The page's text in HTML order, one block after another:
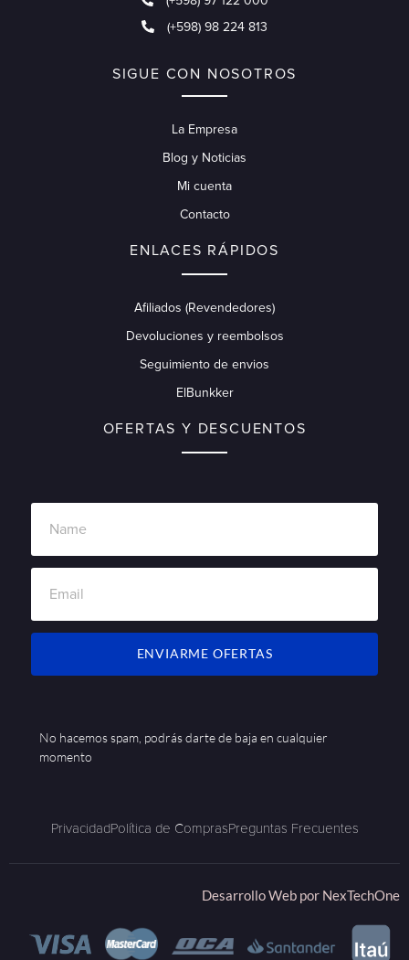
(+598) 98 224 813
SIGUE CON NOSOTROS
La Empresa
Blog y Noticias
Mi cuenta
Contacto
ENLACES RÁPIDOS
Afiliados (Revendedores)
Devoluciones y reembolsos
Seguimiento de envios
ElBunkker
OFERTAS Y DESCUENTOS
ENVIARME OFERTAS
No hacemos spam, podrás darte de baja en cualquier
momento
PrivacidadPolítica de ComprasPreguntas Frecuentes
Desarrollo Web por NexTechOne